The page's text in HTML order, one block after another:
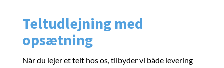
Teltudlejning med
opsætning
Når du lejer et telt hos os, tilbyder vi både levering